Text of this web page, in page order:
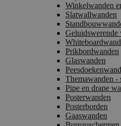
Winkelwanden
Slatwallwanden
Geluidswerende
Prikbordwanden
Glaswanden
Themawanden -
Pipe en drape
Posterwanden
Posterborden
Gaaswanden